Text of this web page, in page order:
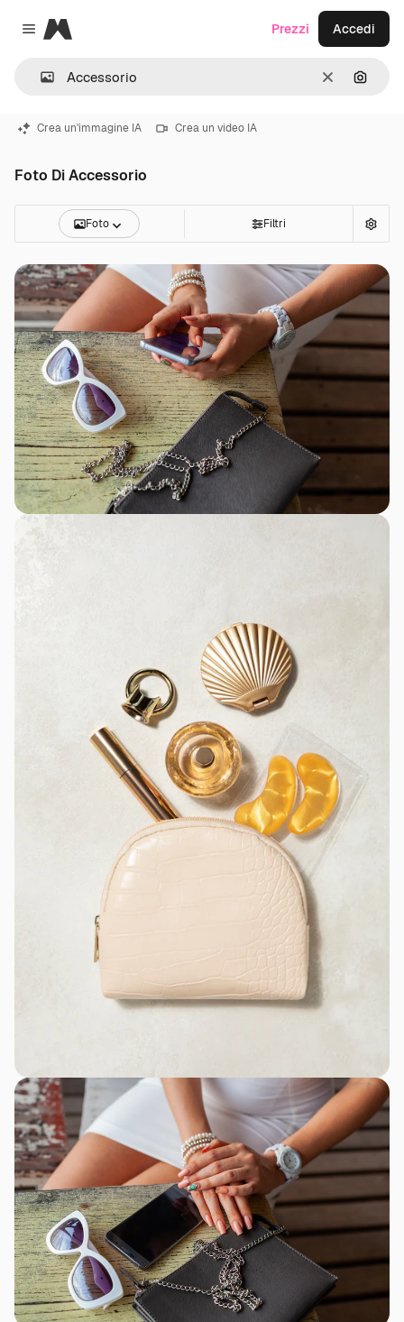
Close menu
Magnific
CancellaCerca
Prezzi Accedi
Crea un'immagine IA Crea un video IA
Foto Di Accessorio
Foto Filtri